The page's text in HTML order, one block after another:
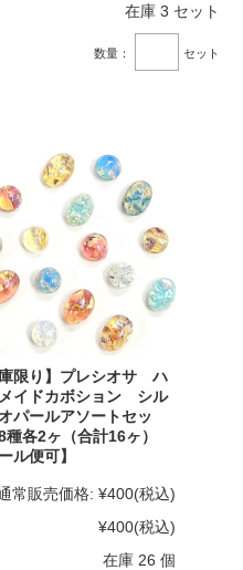
在庫 3 セット
数量： セット
庫限り】プレシオサ ハ
イドカボション シル
パールアソートセッ
各2ヶ（合計16ヶ）
ル便可】
常販売価格: ¥400(税込)
¥400(税込)
在庫 26 個